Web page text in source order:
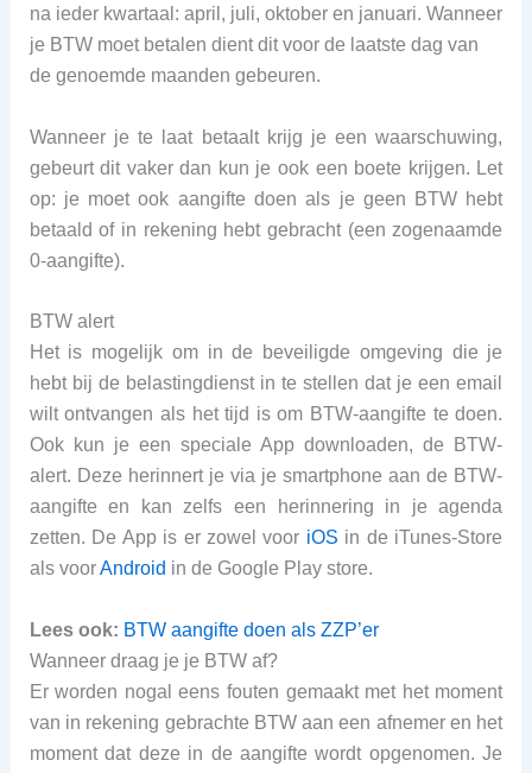
na ieder kwartaal: april, juli, oktober en januari. Wanneer
je BTW moet betalen dient dit voor de laatste dag van
de genoemde maanden gebeuren.
Wanneer je te laat betaalt krijg je een waarschuwing,
gebeurt dit vaker dan kun je ook een boete krijgen. Let
op: je moet ook aangifte doen als je geen BTW hebt
betaald of in rekening hebt gebracht (een zogenaamde
0-aangifte).
BTW alert
Het is mogelijk om in de beveiligde omgeving die je
hebt bij de belastingdienst in te stellen dat je een email
wilt ontvangen als het tijd is om BTW-aangifte te doen.
Ook kun je een speciale App downloaden, de BTW-
alert. Deze herinnert je via je smartphone aan de BTW-
aangifte en kan zelfs een herinnering in je agenda
zetten. De App is er zowel voor iOS in de iTunes-Store
als voorAndroid in de Google Play store.
Lees ook: BTW aangifte doen als ZZP’er
Wanneer draag je je BTW af?
Er worden nogal eens fouten gemaakt met het moment
van in rekening gebrachte BTW aan een afnemer en het
moment dat deze in de aangifte wordt opgenomen. Je